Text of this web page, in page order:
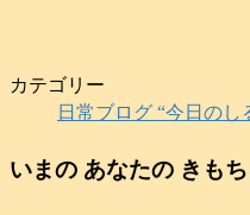
カテゴリー
日常ブログ “今日の
いまの あなたの きも